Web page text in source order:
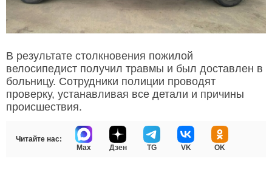
В результате столкновения пожилой
велосипедист получил травмы и был доставлен в
больницу. Сотрудники полиции проводят
проверку, устанавливая все детали и причины
происшествия.
Читайте нас:
Max
Дзен TG VK OK